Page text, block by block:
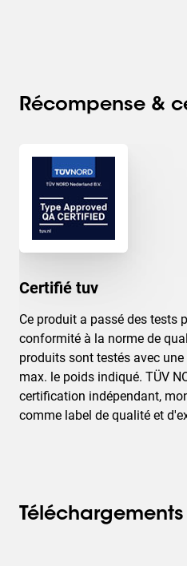
Récompense &
Certifié tuv
Ce produit a passé des tests
conformité à la norme de
produits sont testés avec
max. le poids indiqué. TÜV
certification indépendant,
comme label de qualité et
Téléchargements